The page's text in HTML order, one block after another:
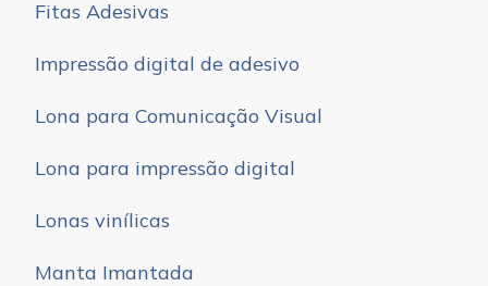
Fitas Adesivas
Impressão digital de adesivo
Lona para Comunicação Visual
Lona para impressão digital
Lonas vinílicas
Manta Imantada